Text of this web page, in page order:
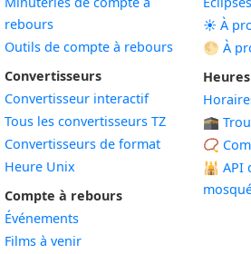
rebours
Outils de compte à rebours
Convertisseurs
Convertisseur interactif
Tous les convertisseurs TZ
Convertisseurs de format
Heure Unix
Compte à rebours
Événements
Films à venir
☀️ À
🌕 À
🕋
📿
🕌 API